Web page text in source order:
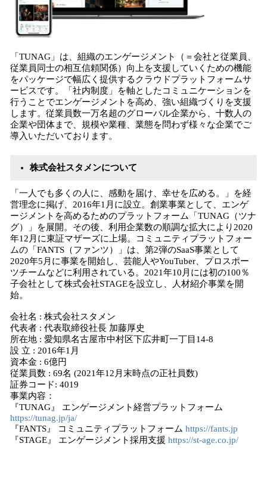
「TUNAG」は、組織のエンゲージメント（＝会社と従業員、
従業員同士の相互信頼関係）向上を支援していくための機能
をパッケージで幅広く提供するクラウドプラットフォームサ
ービスです。「社内制度」を軸としたコミュニケーションを
行うことでエンゲージメントを高め、強い組織づくりを支援
します。従業員数一万名超のグローバル企業から、十数人の
企業や団体まで、規模や業種、業態を問わず様々な企業でご
導入いただいております。
株式会社スタメンについて
「一人でも多くの人に、感動を届け、幸せを広める。」を経
営理念に掲げ、2016年1月に設立。創業事業として、エンゲ
ージメントを高めるためのプラットフォーム「TUNAG（ツナ
グ）」を展開。その後、利用企業数の順調な拡大により2020
年12月に東証マザーズに上場。コミュニティプラットフォー
ムの「FANTS（ファンツ）」は、第2弾のSaaS事業として
2020年5月に事業を開始し、芸能人やYouTuber、プロスポー
ツチームなどに利用されている。2021年10月には初の100％
子会社として株式会社STAGEを設立し、人材紹介事業を開
始。
会社名 : 株式会社スタメン
代表者 : 代表取締役社長 加藤厚史
所在地 : 愛知県名古屋市中村区下広井町一丁目14-8
設 立 : 2016年1月
資本金 : 6億円
従業員数 : 69名 (2021年12月末時点の正社員数)
証券コード: 4019
事業内容：
『TUNAG』 エンゲージメント経営プラットフォーム
https://tunag.jp/ja/
『FANTS』 コミュニティプラットフォーム https://fants.jp
『STAGE』 エンゲージメント採用支援 https://st-age.co.jp/